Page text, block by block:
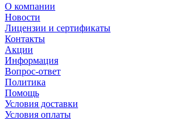
О компании
Новости
Лицензии и сертификаты
Контакты
Акции
Информация
Вопрос-ответ
Политика
Помощь
Условия доставки
Условия оплаты